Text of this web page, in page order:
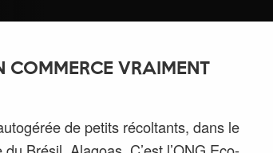
COMMERCE VRAIMENT
de petits récoltants, dans le